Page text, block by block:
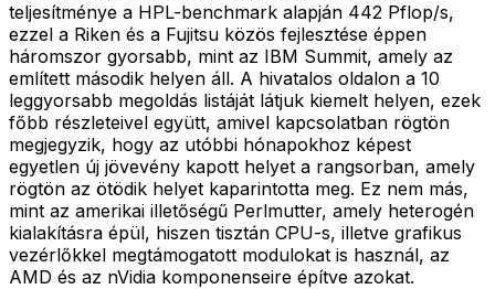
teljesítménye a HPL-benchmark alapján 442 Pflop/s,
ezzel a Riken és a Fujitsu közös fejlesztése éppen
háromszor gyorsabb, mint az IBM Summit, amely az
említett második helyen áll. A hivatalos oldalon a 10
leggyorsabb megoldás listáját látjuk kiemelt helyen, ezek
főbb részleteivel együtt, amivel kapcsolatban rögtön
megjegyzik, hogy az utóbbi hónapokhoz képest
egyetlen új jövevény kapott helyet a rangsorban, amely
rögtön az ötödik helyet kaparintotta meg. Ez nem más,
mint az amerikai illetőségű Perlmutter, amely heterogén
kialakításra épül, hiszen tisztán CPU-s, illetve grafikus
vezérlőkkel megtámogatott modulokat is használ, az
AMD és az nVidia komponenseire építve azokat.